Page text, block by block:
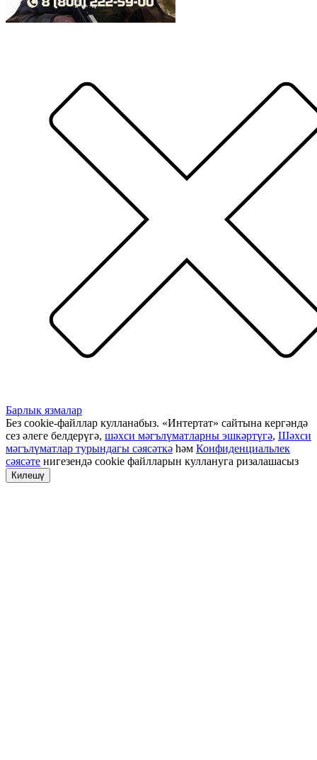
Барлык язмалар
Без cookie-файллар кулланабыз. «Интертат» сайтына кергәндә
сез әлеге белдерүгә, шәхси мәгълүматларны эшкәртүгә, Шәхси
мәгълүматлар турындагы сәясәткә һәм Конфиденциальлек
сәясәте нигезендә cookie файлларын куллануга ризалашасыз
Килешү